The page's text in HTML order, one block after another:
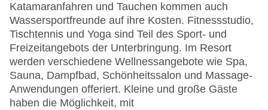
Katamaranfahren und Tauchen kommen auch
Wassersportfreunde auf ihre Kosten. Fitnessstudio,
Tischtennis und Yoga sind Teil des Sport- und
Freizeitangebots der Unterbringung. Im Resort
werden verschiedene Wellnessangebote wie Spa,
Sauna, Dampfbad, Schönheitssalon und Massage-
Anwendungen offeriert. Kleine und große Gäste
haben die Möglichkeit, mit